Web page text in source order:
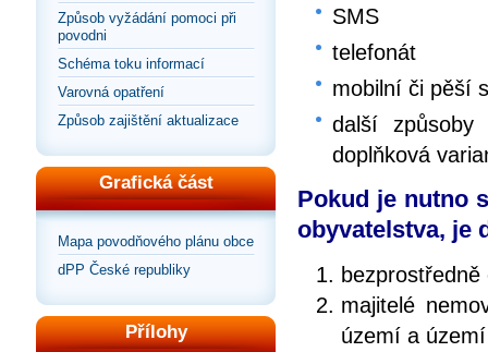
Způsob vyžádání pomoci při
povodni
Schéma toku informací
Varovná opatření
Způsob zajištění aktualizace
Grafická část
Mapa povodňového plánu obce
dPP České republiky
Přílohy
SMS
telefonát
mobilní či pěší
další
doplňková
Pokud je nutno
obyvatelstva, je
majitelé
území a